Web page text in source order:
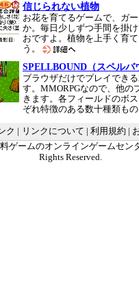
信じられない植物
お花を育てるゲームで、ガ
か。毎日少しずつ手間を掛
おですよ。植物を上手く育
う。
SPELLBOUND（スペルバ
ブラウザだけでプレイでき
す。MMORPGなので、他の
きます。各フィールドのボ
ぞれ特徴のある数十種類も
ク リンクについて 利用規約
ゲームのオンラインゲームセン
Rights Reserved.